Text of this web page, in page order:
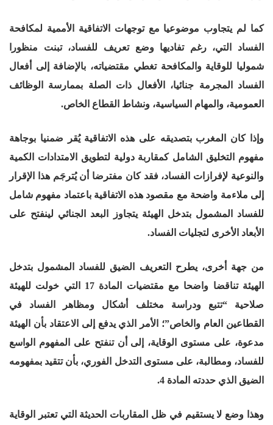
كما لم يتجاوب موضوعيا مع توجهات الاتفاقية الأممية لمكافحة
الفساد التي، رغم تفاديها وضع تعريف للفساد، تبنت منظورا
شموليا للوقاية والمكافحة تغطي مقتضياته، بالإضافة إلى أفعال
الفساد المجرمة جنائيا، الأفعال ذات الصلة بممارسة الوظائف
العمومية، والمهام السياسية، ونشاط القطاع الخاص.
وإذا كان المغرب بتصديقه على هذه الاتفاقية يُقر ضمنيا بوجاهة
مفهوم التخليق الشامل كمقاربة دولية لتطويق الامتدادات الكمية
والنوعية لإفرازات الفساد، فقد كان مفترضا أن يُترجَم هذا الإقرار
إلى ملاءمة واضحة مع مقصود هذه الاتفاقية باعتماد مفهوم شامل
للفساد المشمول بتدخل الهيئة يتجاوز البعد الجنائي لينفتح على
الأبعاد الأخرى لتجليات الفساد.
من جهة أخرى، يطرح التعريف الضيق للفساد المشمول بتدخل
الهيئة تناقضا واضحا مع مقتضيات المادة 17 التي خولت للهيئة
صلاحية “تتبع ودراسة مختلف أشكال ومظاهر الفساد في
القطاعين العام والخاص”؛ الأمر الذي يدفع إلى الاعتقاد بأن الهيئة
مدعوة، على مستوى الوقاية، إلى أن تنفتح على المفهوم الواسع
للفساد، ومطالبة، على مستوى التدخل الفوري، بأن تتقيد بمفهومه
الضيق الذي حددته المادة 4.
وهذا وضع لا يستقيم في ظل المقاربات الحديثة التي تعتبر الوقاية